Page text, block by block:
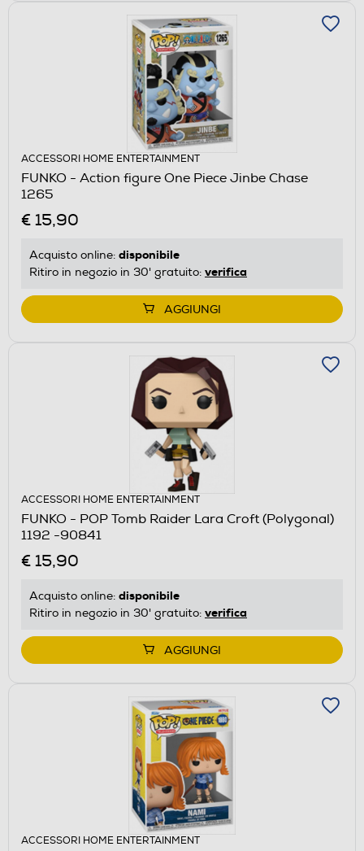
ACCESSORI HOME ENTERTAINMENT
FUNKO - Action figure One Piece Jinbe Chase
1265
€ 15,90
Acquisto online: disponibile
Ritiro in negozio in 30' gratuito: verifica
AGGIUNGI
ACCESSORI HOME ENTERTAINMENT
FUNKO - POP Tomb Raider Lara Croft (Polygonal)
1192 -90841
€ 15,90
Acquisto online: disponibile
Ritiro in negozio in 30' gratuito: verifica
AGGIUNGI
ACCESSORI HOME ENTERTAINMENT